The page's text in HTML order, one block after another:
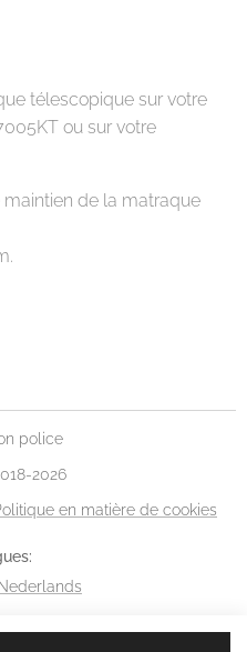
télescopique sur votre
ou sur votre
de la matraque
police
2026
en matière de cookies
Nederlands